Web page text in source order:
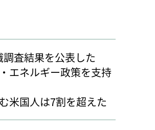
査結果を公表した
エネルギー政策を支持
米国人は7割を超えた